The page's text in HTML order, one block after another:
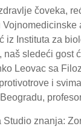
čoveka,
iz Instituta za
naš sledeći gost
Leovac sa
i
znanja: